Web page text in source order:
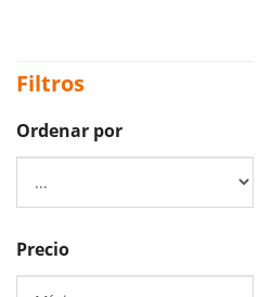
Filtros
Ordenar por
Precio